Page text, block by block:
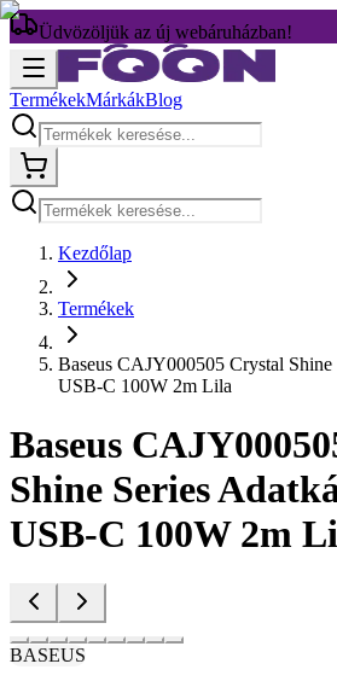
Üdvözöljük az új webáruházban!
TermékekMárkákBlog
Kezdőlap
Termékek
Baseus CAJY000505 Crystal
USB-C 100W 2m Lila
Baseus
Shine Series
USB-C 100W 2m
BASEUS